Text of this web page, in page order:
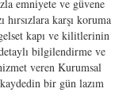
emniyete ve güvene
karşı koruma
kapı ve kilitlerinin
bilgilendirme ve
veren Kurumsal
bir gün lazım